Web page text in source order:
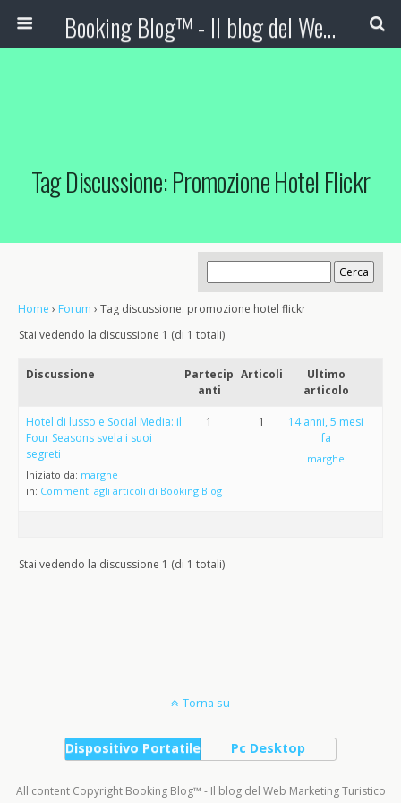
Booking Blog™ - Il blog del Web Marketing Turistico
Tag Discussione: Promozione Hotel Flickr
Home › Forum › Tag discussione: promozione hotel flickr
Stai vedendo la discussione 1 (di 1 totali)
Discussione
Partecip
anti
Articoli
Ultimo
articolo
Hotel di lusso e Social Media: il
Four Seasons svela i suoi
segreti
Iniziato da: marghe
in: Commenti agli articoli di Booking Blog
1 1
14 anni, 5 mesi
fa
marghe
Stai vedendo la discussione 1 (di 1 totali)
Torna su
Dispositivo Portatile Pc Desktop
All content Copyright Booking Blog™ - Il blog del Web Marketing Turistico